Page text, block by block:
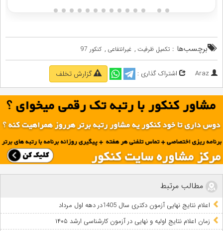
برچسب‌ها : تکمیل ظرفیت , غیرانتفاعی , کنکور 97
Araz اشتراک گذاری : گزارش تخلف
مطالب مرتبط
اعلام نتایج نهایی آزمون دکتری سال 1405در دهه اول مرداد
زمان اعلام نتایج اولیه و نهایی در آزمون کارشناسی ارشد ۱۴۰۵